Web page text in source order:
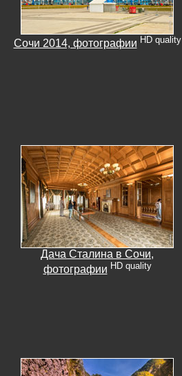
Сочи 2014, фотографии HD quality
Дача Сталина в Сочи,
фотографии HD quality